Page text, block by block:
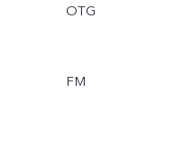
OTG
FM